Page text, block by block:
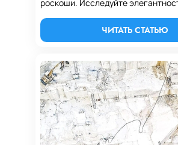
роскоши. Исследуйте
уникальную изысканность и статус.
ЧИТАТЬ СТАТЬЮ